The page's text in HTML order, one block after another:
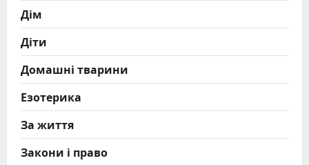
Дім
Діти
Домашні тварини
Езотерика
За життя
Закони і право